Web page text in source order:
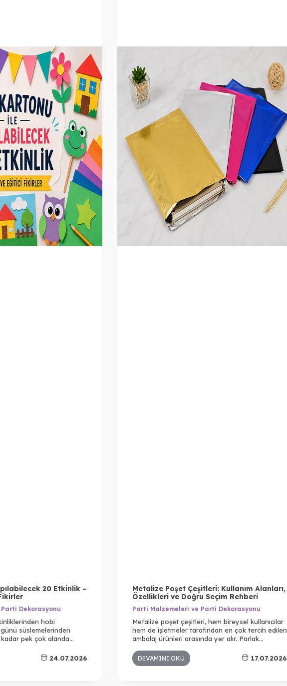
20 Etkinlik –
Dekorasyonu
hobi
günü süslemelerinden
pek çok alanda
kolay kesilebilmesi
hem çocuklar hem
24.07.2026
Metalize Poşet Çeşitleri: Kullanım Alanları,
Özellikleri ve Doğru Seçim Rehberi
Parti Malzemeleri ve Parti Dekorasyonu
Metalize poşet çeşitleri, hem bireysel kullanıcılar
hem de işletmeler tarafından en çok tercih edilen
ambalaj ürünleri arasında yer alır. Parlak
sayesinde hediyelik ürünlerden e-ticaret
gönderilerine kadar birçok farklı alanda
DEVAMINI OKU 17.07.2026